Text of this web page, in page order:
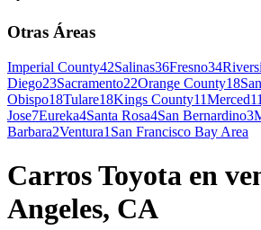
Otras Áreas
Imperial County42Salinas36Fresno34
Diego23Sacramento22Orange County18
Obispo18Tulare18Kings County11Merced11
Jose7Eureka4Santa Rosa4San Bernardino3
Barbara2Ventura1 San Francisco Bay Area
Carros Toyota en
Angeles, CA